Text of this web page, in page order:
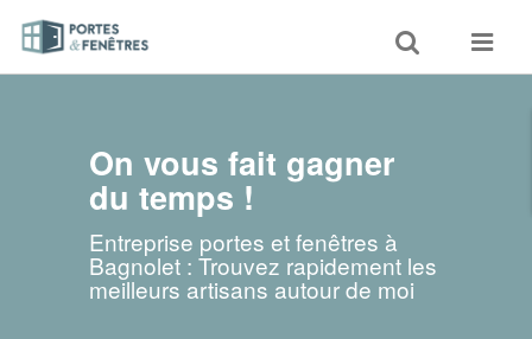
Toggle
search
Toggle
On vous fait gagner
du temps !
Entreprise portes et fenêtres à
Bagnolet : Trouvez rapidement les
meilleurs artisans autour de moi